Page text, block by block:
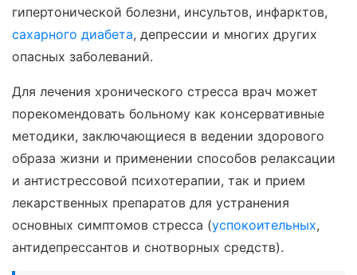
гипертонической болезни, инсультов, инфарктов,
сахарного диабета, депрессии и многих других
опасных заболеваний.
Для лечения хронического стресса врач может
порекомендовать больному как консервативные
методики, заключающиеся в ведении здорового
образа жизни и применении способов релаксации
и антистрессовой психотерапии, так и прием
лекарственных препаратов для устранения
основных симптомов стресса (успокоительных,
антидепрессантов и снотворных средств).